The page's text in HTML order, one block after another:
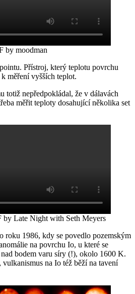
by moodman
Přístroj, který teplotu povrchu
měření vyšších teplot.
totiž nepředpokládal, že v dálavách
měřit teploty dosahující několika set
by Late Night with Seth Meyers
roku 1986, kdy se povedlo pozemským
na povrchu Io, u které se
bodem varu síry (!), okolo 1600 K.
na Io též běží na tavení